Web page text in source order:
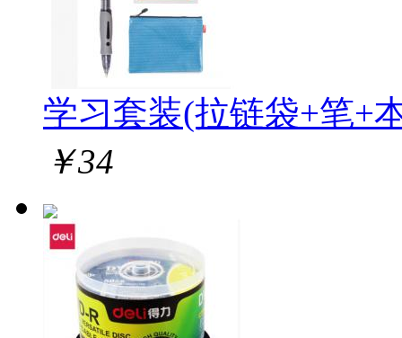
学习套装(拉链袋+笔+
￥34